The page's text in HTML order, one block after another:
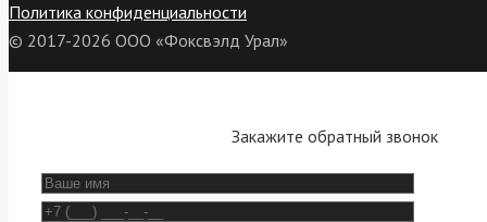
Политика конфиденциальности
© 2017-2026 ООО «Фоксвэлд Урал»
Закажите обратный звонок